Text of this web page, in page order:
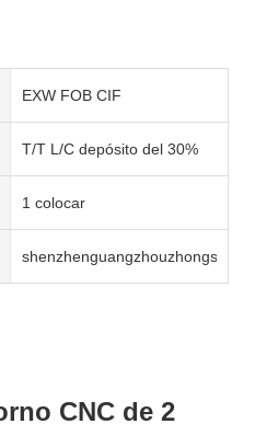
EXW FOB CIF
T/T L/C depósito del 30%
1 colocar
shenzhenguangzhouzhongshan
CNC de 2